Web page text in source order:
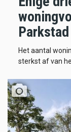
Parkstad
Het aantal
sterkst af van